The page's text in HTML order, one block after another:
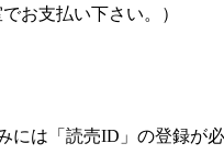
お支払い下さい。）
は「読売ID」の登録が